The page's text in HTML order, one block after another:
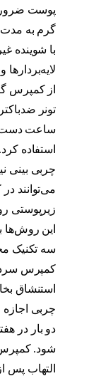
پوست
با شوینده
از کمپرس
استفاده
چربی بینی
می‌توانند
زیرپوستی
این روش‌ها
سه تکنیک
کمپرس سرد
استنشاق
چربی اجازه
شود.
التهاب پس